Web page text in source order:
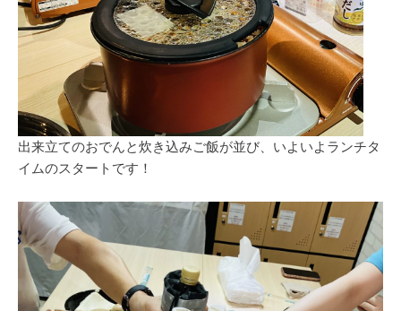
出来立てのおでんと炊き込みご飯が並び、いよいよランチタ
イムのスタートです！